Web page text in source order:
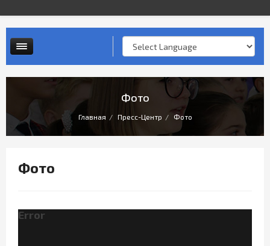
Опросы и анкеты
Фото
Главная Пресс-Центр Фото
Фото
Error